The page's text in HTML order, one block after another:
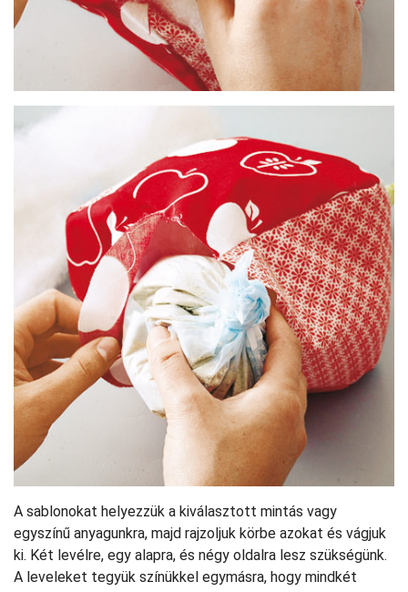
A sablonokat helyezzük a kiválasztott mintás vagy
egyszínű anyagunkra, majd rajzoljuk körbe azokat és vágjuk
ki. Két levélre, egy alapra, és négy oldalra lesz szükségünk.
A leveleket tegyük színükkel egymásra, hogy mindkét